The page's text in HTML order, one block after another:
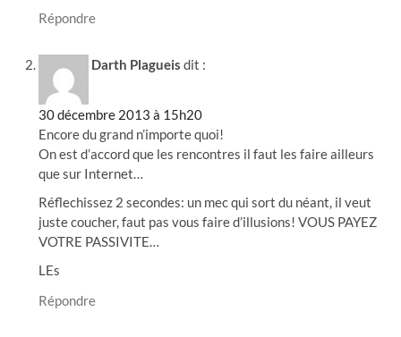
Répondre
Darth Plagueis dit :
30 décembre 2013 à 15h20
Encore du grand n’importe quoi!
On est d’accord que les rencontres il faut les faire ailleurs
que sur Internet…
Réflechissez 2 secondes: un mec qui sort du néant, il veut
juste coucher, faut pas vous faire d’illusions! VOUS PAYEZ
VOTRE PASSIVITE…
LEs
Répondre